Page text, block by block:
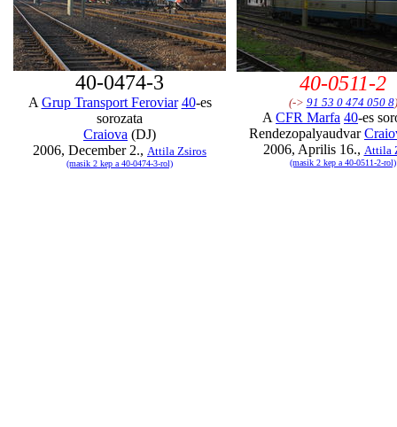
40-0474-3
A Grup Transport Feroviar 40-es
sorozata
Craiova (DJ)
2006, December 2., Attila Zsiros
(masik 2 kep a 40-0474-3-rol)
40-0511-2
(-> 91 53 0 474 050 8)
A CFR Marfa 40-es
Rendezopalyaudvar
2006, Aprilis 16., Attila
(masik 2 kep a 40-0511-2-rol)